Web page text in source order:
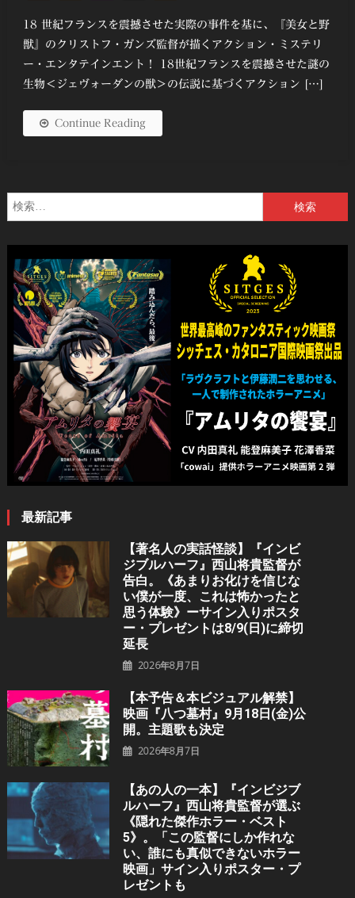
18 世紀フランスを震撼させた実際の事件を基に、『美女と野
獣』のクリストフ・ガンズ監督が描くアクション・ミステリ
ー・エンタテインエント！ 18世紀フランスを震撼させた謎の
生物＜ジェヴォーダンの獣＞の伝説に基づくアクション […]
Continue Reading
索:
最新記事
【著名人の実話怪談】『インビ
ジブルハーフ』⻄⼭将貴監督が
告白。《あまりお化けを信じな
い僕が一度、これは怖かったと
思う体験》ーサイン入りポスタ
ー・プレゼントは8/9(日)に締切
延長
2026年8月7日
【本予告＆本ビジュアル解禁】
映画『八つ墓村』9月18日(金)公
開。主題歌も決定
2026年8月7日
【あの人の一本】『インビジブ
ルハーフ』⻄⼭将貴監督が選ぶ
《隠れた傑作ホラー・ベスト
5》。「この監督にしか作れな
い、誰にも真似できないホラー
映画」サイン入りポスター・プ
レゼントも